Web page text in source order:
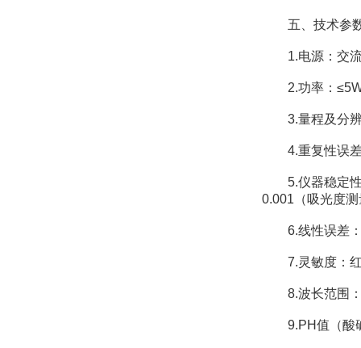
五、技术参
1.电源：交流
2.功率：
3.量程及分辨
4.重复性误差
5.仪器稳定性
0.001（吸光度
6.线性误差：
7.灵敏度：红
8.波长范围：
9.PH值（酸碱